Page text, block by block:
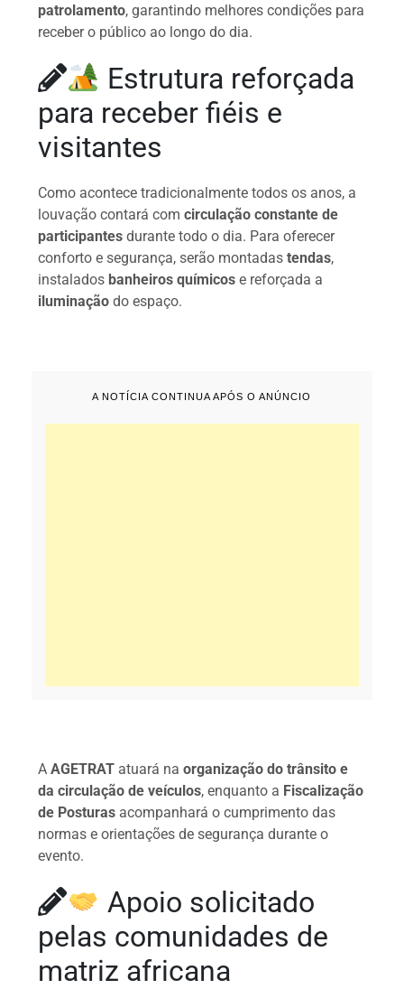
patrolamento, garantindo melhores condições para
receber o público ao longo do dia.
Estrutura reforçada
para receber fiéis e
visitantes
Como acontece tradicionalmente todos os anos, a
louvação contará comcirculação constante de
participantes durante todo o dia. Para oferecer
conforto e segurança, serão montadastendas,
instalados banheiros químicos e reforçada a
iluminação do espaço.
A NOTÍCIA CONTINUA APÓS O ANÚNCIO
AAGETRAT atuará naorganização do trânsito e
da circulação de veículos, enquanto a Fiscalização
de Posturas acompanhará o cumprimento das
normas e orientações de segurança durante o
evento.
Apoio solicitado
pelas comunidades de
matriz africana